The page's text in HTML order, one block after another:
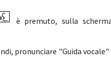
è premuto, sulla
pronunciare "Guida